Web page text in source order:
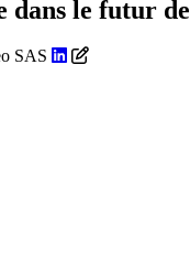
dans le futur
SAS